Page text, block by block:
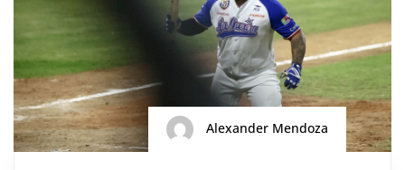
Alexander Mendoza